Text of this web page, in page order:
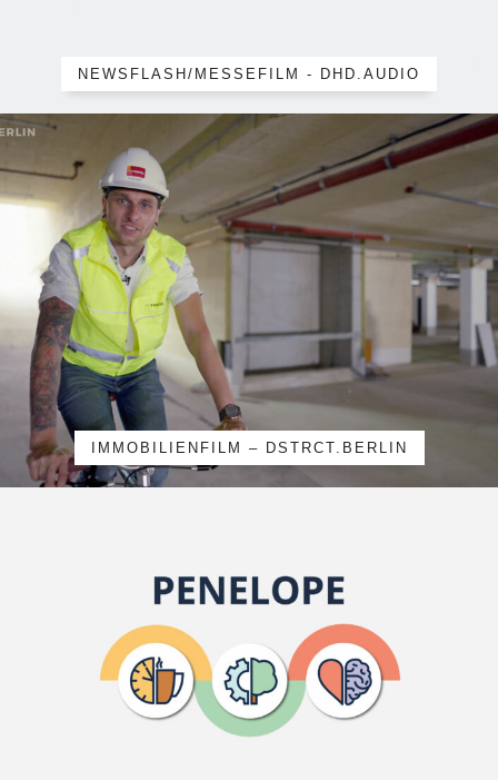
NEWSFLASH/MESSEFILM - DHD.AUDIO
IMMOBILIENFILM – DSTRCT.BERLIN